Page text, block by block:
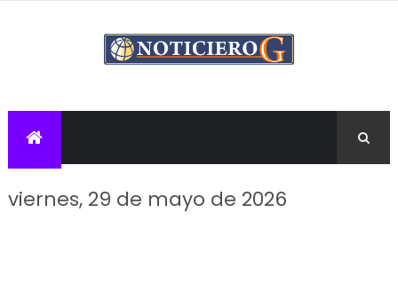
viernes, 29 de mayo de 2026